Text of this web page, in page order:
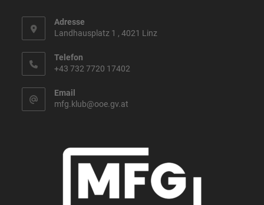
Adresse
Landhausplatz 1 , 4021 Linz
Telefon
+43 732 7720 17402
Email
mfg.klub@ooe.gv.at